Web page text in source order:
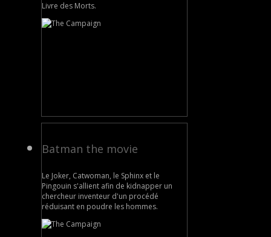
Livre des Morts.
Batman the movie
Le Joker, Catwoman, le Sphinx et le
Pingouin s'allient afin de kidnapper un
chercheur inventeur d'un procédé
réduisant en poudre les hommes.